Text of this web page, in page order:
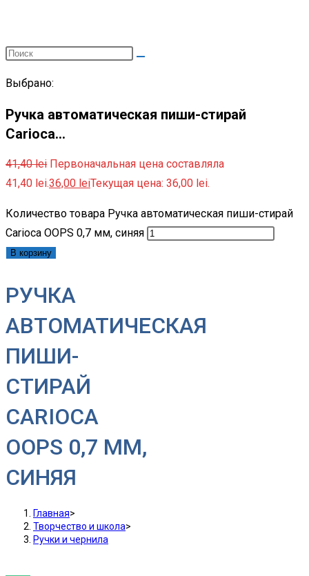
Выбрано:
Ручка автоматическая пиши-стирай
Carioca…
41,40lei Первоначальная цена составляла
41,40 lei.36,00 leiТекущая цена: 36,00 lei.
Количество товара Ручка автоматическая пиши-стирай
Carioca OOPS 0,7 мм, синяя
В корзину
РУЧКА
АВТОМАТИЧЕСКАЯ
ПИШИ-
СТИРАЙ
CARIOCA
OOPS 0,7 ММ,
СИНЯЯ
Главная>
Творчество и школа>
Ручки и чернила